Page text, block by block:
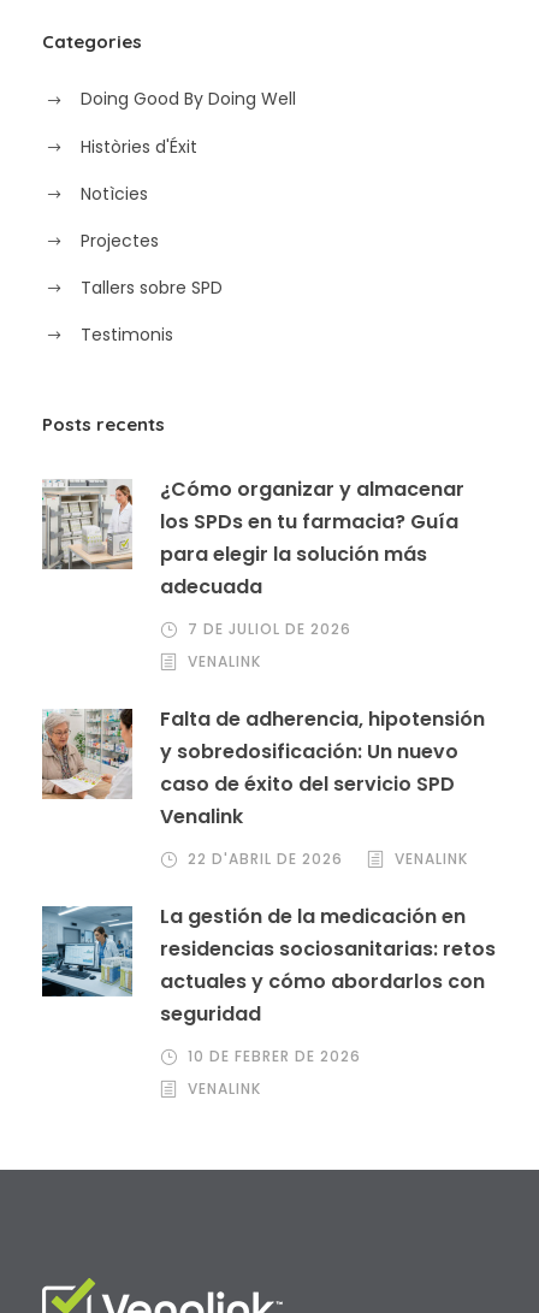
Categories
Doing Good By Doing Well
Històries d'Éxit
Notìcies
Projectes
Tallers sobre SPD
Testimonis
Posts recents
¿Cómo organizar y almacenar
los SPDs en tu farmacia? Guía
para elegir la solución más
adecuada
7 DE JULIOL DE 2026
VENALINK
Falta de adherencia, hipotensión
y sobredosificación: Un nuevo
caso de éxito del servicio SPD
Venalink
22 D'ABRIL DE 2026 VENALINK
La gestión de la medicación en
residencias sociosanitarias: retos
actuales y cómo abordarlos con
seguridad
10 DE FEBRER DE 2026
VENALINK